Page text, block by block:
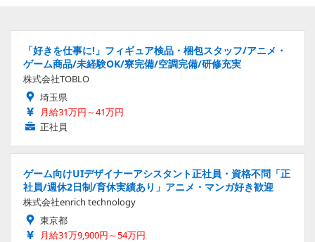
「好きを仕事に!」フィギュア検品・梱包スタッフ/アニメ・
ゲーム商品/未経験OK/寮完備/空調完備/研修充実
株式会社TOBLO
埼玉県
月給31万円～41万円
正社員
ゲーム向けUIデザイナーアシスタント正社員・資格不問「正
社員/週休2日制/育休実績あり」アニメ・マンガ好き歓迎
株式会社enrich technology
東京都
月給31万9,900円～54万円